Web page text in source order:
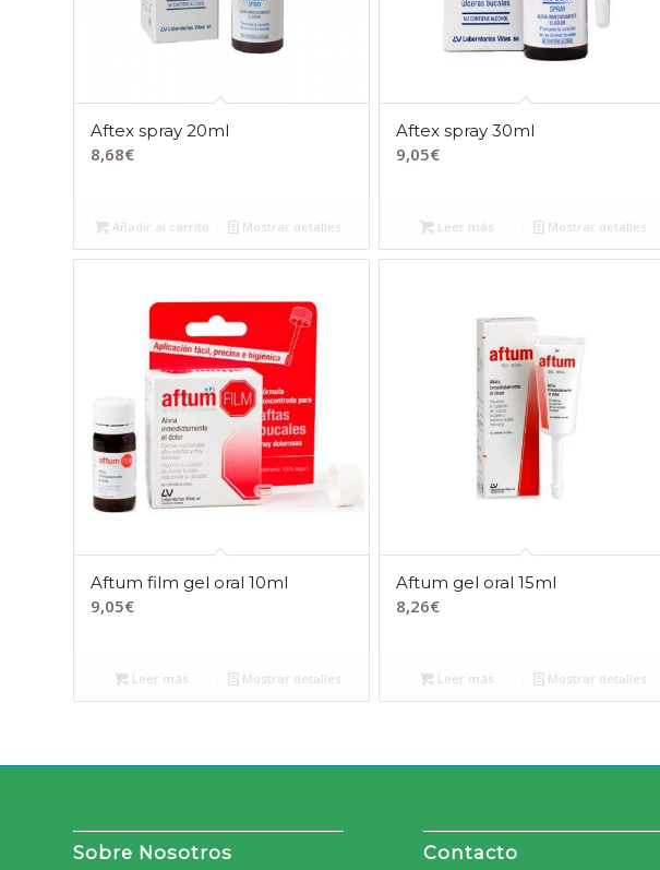
Aftex spray 20ml
8,68€
Añadir al carrito Mostrar detalles
Aftex spray 30ml
9,05€
Leer más Mostrar detalles
Aftum film gel oral 10ml
9,05€
Leer más Mostrar detalles
Aftum gel oral 15ml
8,26€
Leer más Mostrar detalles
Sobre Nosotros Contacto